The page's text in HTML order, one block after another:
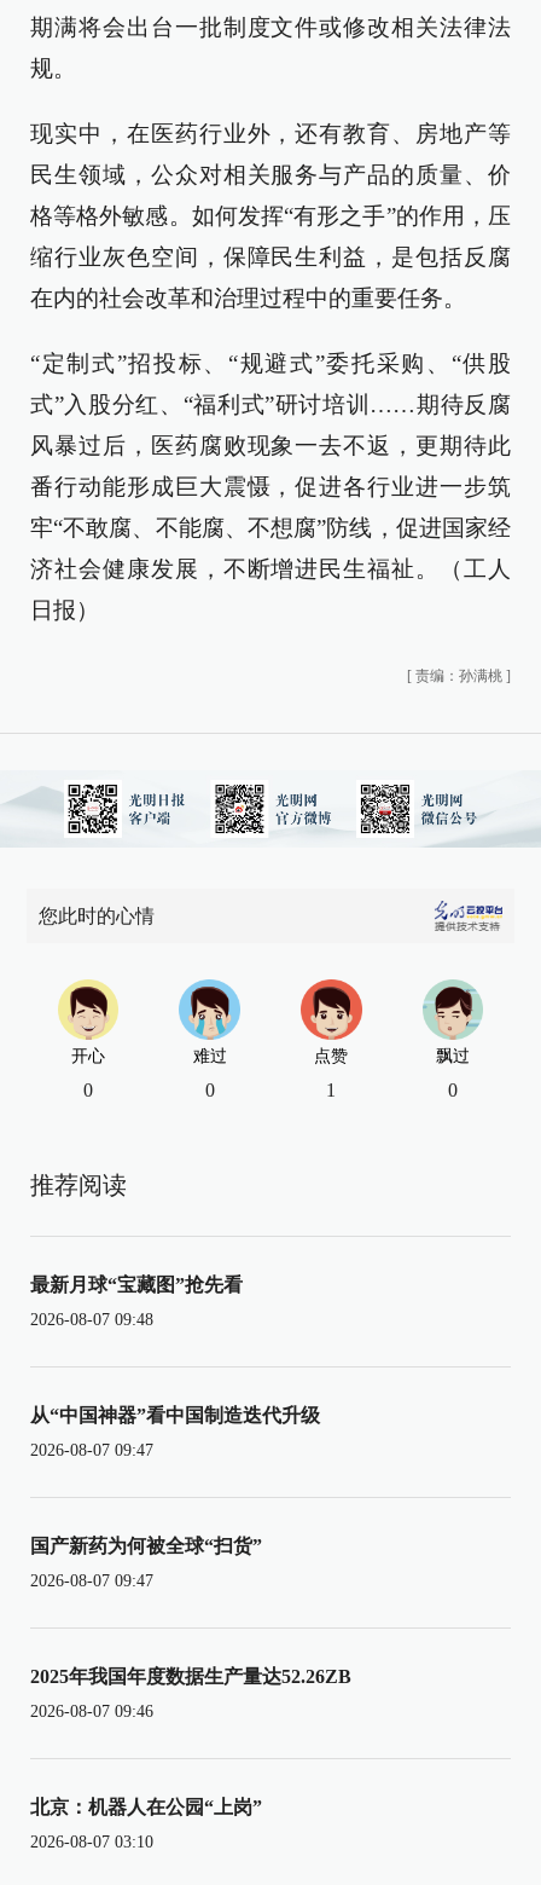
期满将会出台一批制度文件或修改相关法律法
规。
现实中，在医药行业外，还有教育、房地产等
民生领域，公众对相关服务与产品的质量、价
格等格外敏感。如何发挥“有形之手”的作用，压
缩行业灰色空间，保障民生利益，是包括反腐
在内的社会改革和治理过程中的重要任务。
“定制式”招投标、“规避式”委托采购、“供股
式”入股分红、“福利式”研讨培训……期待反腐
风暴过后，医药腐败现象一去不返，更期待此
番行动能形成巨大震慑，促进各行业进一步筑
牢“不敢腐、不能腐、不想腐”防线，促进国家经
济社会健康发展，不断增进民生福祉。（工人
日报）
[ 责编：孙满桃 ]
您此时的心情
开心
0
难过
0
点赞
1
飘过
0
推荐阅读
最新月球“宝藏图”抢先看
2026-08-07 09:48
从“中国神器”看中国制造迭代升级
2026-08-07 09:47
国产新药为何被全球“扫货”
2026-08-07 09:47
2025年我国年度数据生产量达52.26ZB
2026-08-07 09:46
北京：机器人在公园“上岗”
2026-08-07 03:10